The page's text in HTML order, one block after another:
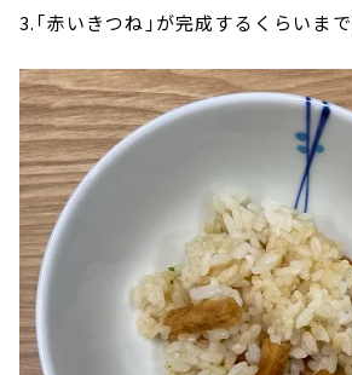
3.「赤いきつね」が完成するくらいまで